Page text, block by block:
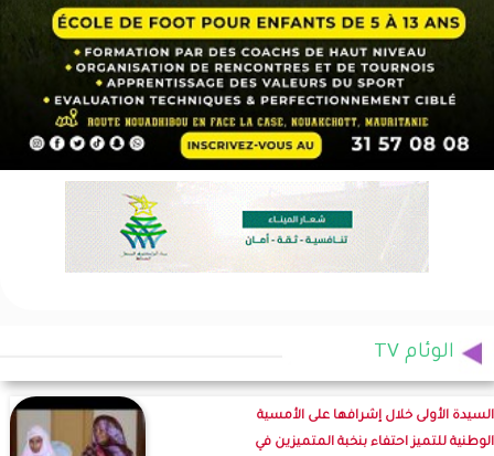
الوئام TV
السيدة الأولى خلال إشرافها على الأمسية
الوطنية للتميز احتفاء بنخبة المتميزين في